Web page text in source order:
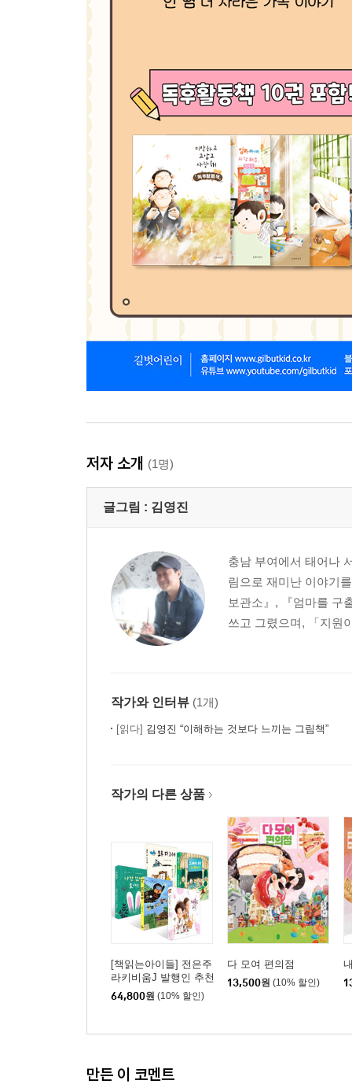
저자 소개 (1명)
글그림 : 김영진
충남 부여에서 태어나
림으로 재미난 이야기
보관소』, 『엄마를 구
쓰고 그렸으며, 「지원
작가와 인터뷰 (1개)
[읽다] 김영진 “이해하는 것보다 느끼는 그림책”
작가의 다른 상품
[책읽는아이들] 전은주
라키비움J 발행인 추천
초등 1~2학년 세트
64,800원 (10% 할인)
다 모여 편의점
13,500원 (10% 할인)
만든 이 코멘트